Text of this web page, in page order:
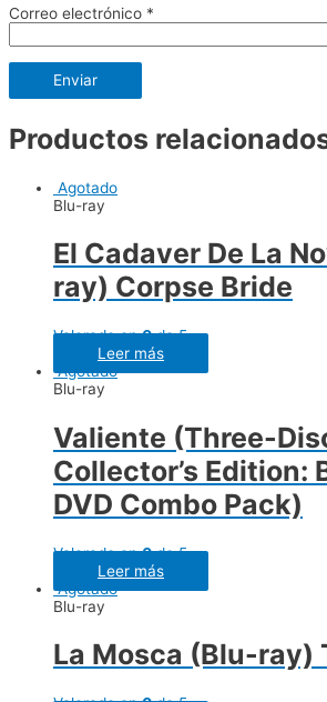
Correo electrónico *
Productos
Agotado
Blu-ray
El Cadaver De La
ray) Corpse Bride
Valorado en0de 5
Leer más
Agotado
Blu-ray
Valiente (Three-
Collector’s Edition:
DVD Combo Pack)
Valorado en0de 5
Leer más
Agotado
Blu-ray
La Mosca (Blu-ray)